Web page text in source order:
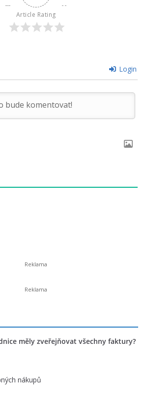
Article Rating
Login
měly zveřejňovat všechny faktury?
nákupů